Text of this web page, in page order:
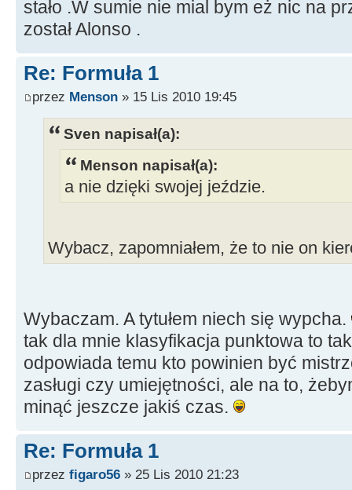
stało .W sumie nie mial bym eż nic na
został Alonso .
Re: Formuła 1
przez Menson » 15 Lis 2010 19:45
Sven napisał(a):
Menson napisał(a):
a nie dzięki swojej jeździe.
Wybacz, zapomniałem, że to nie on
Wybaczam. A tytułem niech się wypcha.
tak dla mnie klasyfikacja punktowa to
odpowiada temu kto powinien być
zasługi czy umiejętności, ale na to,
minąć jeszcze jakiś czas.
Re: Formuła 1
przez figaro56 » 25 Lis 2010 21:23